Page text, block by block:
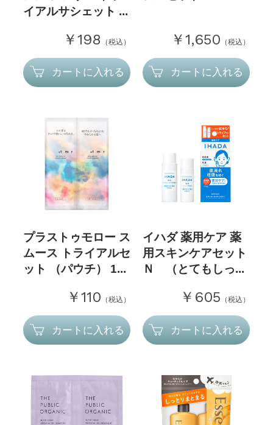
イアルサシェット ...
￥198 （税込）
カートに入れる
￥1,650 （税込）
カートに入れる
プラストゥモロー ス
ムース トライアルセ
ット （パウチ） 1...
￥110 （税込）
カートに入れる
イハダ 薬用ケア 薬
用スキンケアセット
Ｎ （とてもしっ...
￥605 （税込）
カートに入れる